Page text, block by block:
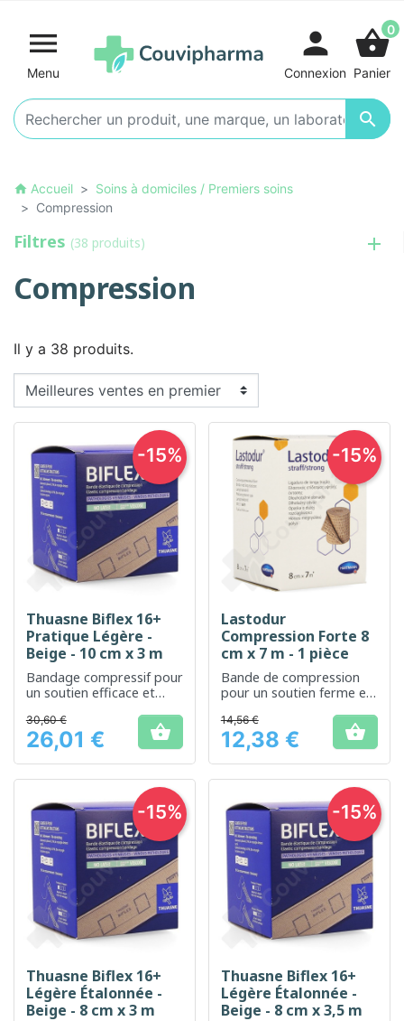

Menu

person
Connexion
shopping_basket0
Panier
home Accueil
Soins à domiciles / Premiers soins
Compression
Filtres (38 produits)
Compression
Il y a 38 produits.
Thuasne Biflex 16+
Pratique Légère -
Beige - 10 cm x 3 m
Bandage compressif pour
un soutien efficace et
Prix
30,60 €
26,01 € 
-15%
Lastodur
Compression Forte 8
cm x 7 m - 1 pièce
Bande de compression
pour un soutien ferme et
Prix
14,56 €
12,38 € 
-15%
Thuasne Biflex 16+
Légère Étalonnée -
Beige - 8 cm x 3 m
-15%
Thuasne Biflex 16+
Légère Étalonnée -
Beige - 8 cm x 3,5 m
-15%